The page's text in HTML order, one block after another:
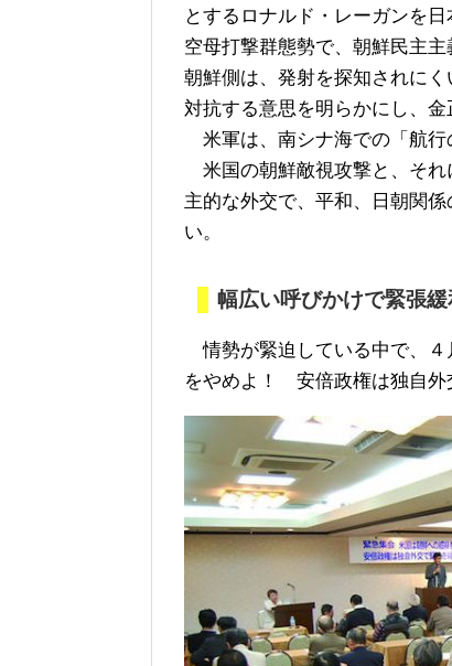
とするロナルド・レーガンを
空母打撃群態勢で、朝鮮民主
朝鮮側は、発射を探知されに
対抗する意思を明らかにし、金
米軍は、南シナ海での「航行
米国の朝鮮敵視攻撃と、それ
主的な外交で、平和、日朝関
い。
幅広い呼びかけで緊張
情勢が緊迫している中で、４
をやめよ！ 安倍政権は独自外